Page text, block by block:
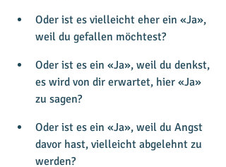
Oder ist es vielleicht eher ein «Ja»,
weil du gefallen möchtest?
Oder ist es ein «Ja», weil du denkst,
es wird von dir erwartet, hier «Ja»
zu sagen?
Oder ist es ein «Ja», weil du Angst
davor hast, vielleicht abgelehnt zu
werden?